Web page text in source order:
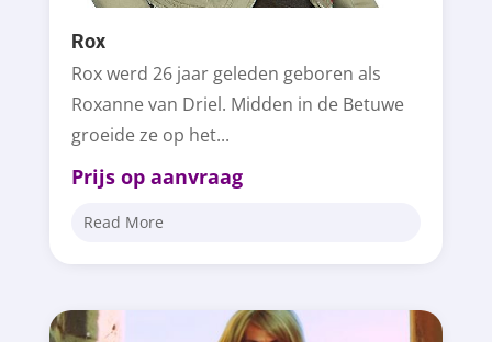
Rox
Rox werd 26 jaar geleden geboren als
Roxanne van Driel. Midden in de Betuwe
groeide ze op het...
Prijs op aanvraag
Read More